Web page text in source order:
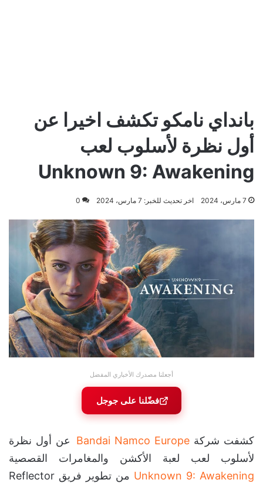
بانداي نامكو تكشف اخيرا عن
أول نظرة لأسلوب لعب
Unknown 9: Awakening
7 مارس، 2024 اخر تحديث للخبر: 7 مارس، 2024 0
أجعلنا مصدرك الأخباري المفضل
فضّلنا على جوجل
كشفت شركة Bandai Namco Europe
عن أول نظرة
لأسلوب لعب لعبة الأكشن والمغامرات القصصية
Unknown 9: Awakening
من تطوير فريق Reflector